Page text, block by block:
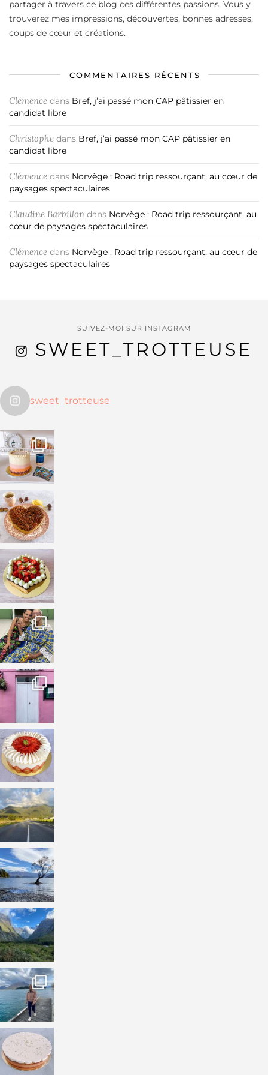
partager à travers ce blog ces différentes passions. Vous y
trouverez mes impressions, découvertes, bonnes adresses,
coups de cœur et créations.
COMMENTAIRES RÉCENTS
Clémence dans Bref, j’ai passé mon CAP pâtissier en
candidat libre
Christophe dans Bref, j’ai passé mon CAP pâtissier en
candidat libre
Clémence dans Norvège : Road trip ressourçant, au cœur de
paysages spectaculaires
Claudine Barbillon dans Norvège : Road trip ressourçant, au
cœur de paysages spectaculaires
Clémence dans Norvège : Road trip ressourçant, au cœur de
paysages spectaculaires
SUIVEZ-MOI SUR INSTAGRAM
SWEET_TROTTEUSE
sweet_trotteuse